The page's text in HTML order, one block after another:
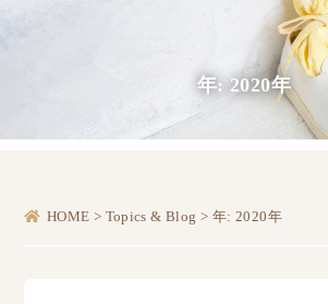
年: 2020年
HOME > Topics & Blog > 年: 2020年